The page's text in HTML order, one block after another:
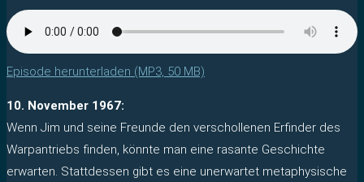
Episode herunterladen (MP3, 50 MB)
10. November 1967:
Wenn Jim und seine Freunde den verschollenen Erfinder des
Warpantriebs finden, könnte man eine rasante Geschichte
erwarten. Stattdessen gibt es eine unerwartet metaphysische